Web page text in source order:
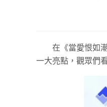
在《當愛恨如
一大亮點，觀眾們